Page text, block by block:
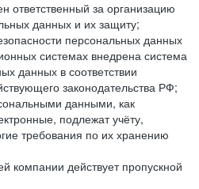
ответственный за организацию
данных и их защиту;
персональных данных
системах внедрена система
данных в соответствии
законодательства РФ;
данными, как
подлежат учёту,
требования по их хранению
компании действует пропускной